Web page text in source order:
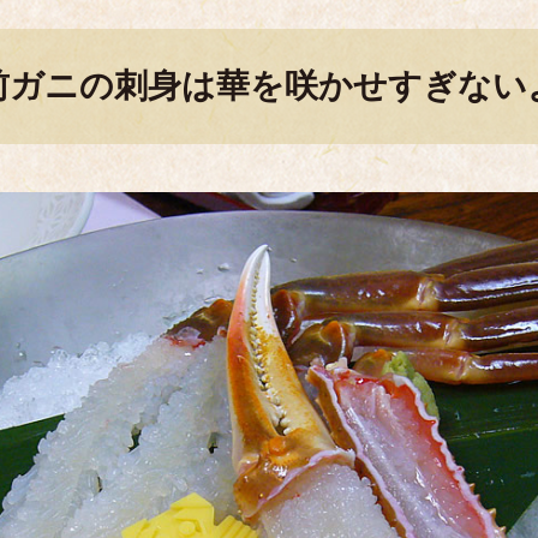
ガニの刺身は華を咲かせすぎない